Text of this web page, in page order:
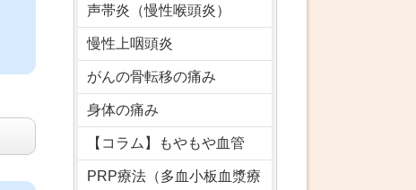
声帯炎（慢性喉頭炎）
慢性上咽頭炎
がんの骨転移の痛み
身体の痛み
【コラム】もやもや血管
PRP療法（多血小板血漿療